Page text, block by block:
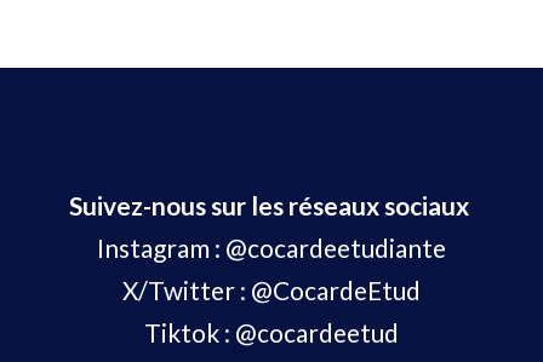
Suivez-nous sur les réseaux sociaux
Instagram : @cocardeetudiante
X/Twitter : @CocardeEtud
Tiktok : @cocardeetud